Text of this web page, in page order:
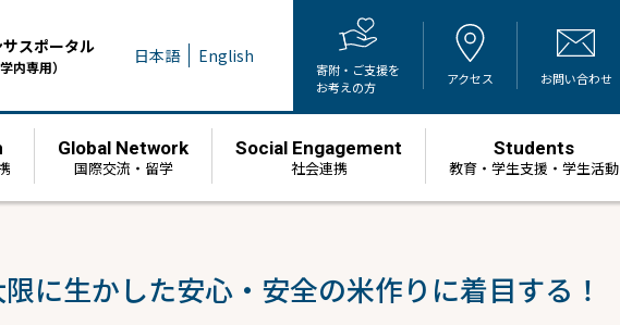
スポータル
内専用） 日本語 English
寄附・ご支援を
お考えの方
アクセス お問い合わせ
Global Network
国際交流・留学
Social Engagement
社会連携
Students
教育・学生支援・学生活動
に生かした安心・安全の米作りに着目する！